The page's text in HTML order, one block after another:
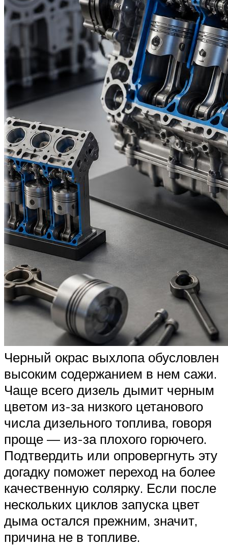
Черный окрас выхлопа обусловлен
высоким содержанием в нем сажи.
Чаще всего дизель дымит черным
цветом из-за низкого цетанового
числа дизельного топлива, говоря
проще — из-за плохого горючего.
Подтвердить или опровергнуть эту
догадку поможет переход на более
качественную солярку. Если после
нескольких циклов запуска цвет
дыма остался прежним, значит,
причина не в топливе.